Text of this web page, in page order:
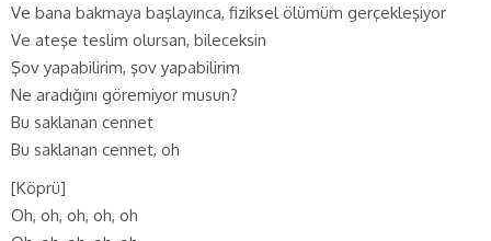
Ve bana bakmaya başlayınca, fiziksel ölümüm gerçekleşiyor
Ve ateşe teslim olursan, bileceksin
Şov yapabilirim, şov yapabilirim
Ne aradığını göremiyor musun?
Bu saklanan cennet
Bu saklanan cennet, oh
[Köprü]
Oh, oh, oh, oh, oh